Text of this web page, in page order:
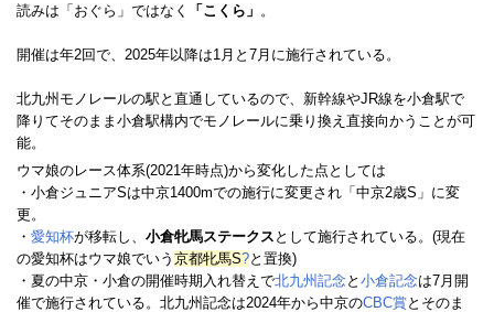
読みは「おぐら」ではなく 「こくら」 。
開催は年2回で、2025年以降は1月と7月に施行されている。
北九州モノレールの駅と直通しているので、新幹線やJR線を小倉駅で
降りてそのまま小倉駅構内でモノレールに乗り換え直接向かうことが可
能。
ウマ娘のレース体系(2021年時点)から変化した点としては
・小倉ジュニアSは中京1400mでの施行に変更され「中京2歳S」に変
更。
・ 愛知杯が移転し、 小倉牝馬ステークス として施行されている。(現在
の愛知杯はウマ娘でいう 京都牝馬S?と置換)
・夏の中京・小倉の開催時期入れ替えで北九州記念と 小倉記念は7月開
催で施行されている。北九州記念は2024年から中京のCBC賞とそのま